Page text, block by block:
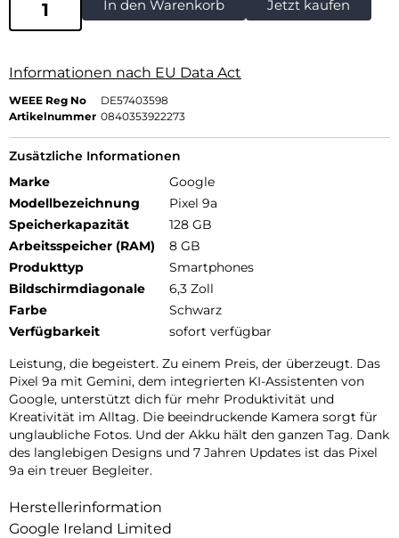
In den Warenkorb Jetzt kaufen
Informationen nach EU Data Act
WEEE Reg No
DE57403598
Artikelnummer 0840353922273
Zusätzliche Informationen
Marke
Google
Modellbezeichnung
Pixel 9a
Speicherkapazität
128 GB
Arbeitsspeicher (RAM)
8 GB
Produkttyp
Smartphones
Bildschirmdiagonale
6,3 Zoll
Farbe
Schwarz
Verfügbarkeit
sofort verfügbar
Leistung, die begeistert. Zu einem Preis, der überzeugt. Das
Pixel 9a mit Gemini, dem integrierten KI-Assistenten von
Google, unterstützt dich für mehr Produktivität und
Kreativität im Alltag. Die beeindruckende Kamera sorgt für
unglaubliche Fotos. Und der Akku hält den ganzen Tag. Dank
des langlebigen Designs und 7 Jahren Updates ist das Pixel
9a ein treuer Begleiter.
Herstellerinformation
Google Ireland Limited